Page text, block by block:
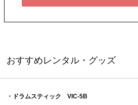
おすすめレンタル・グッズ
・ドラムスティック VIC-5B